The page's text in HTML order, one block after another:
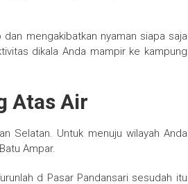
mengakibatkan nyaman siapa saja
dikala Anda mampir ke kampung
Atas Air
Selatan. Untuk menuju wilayah Anda
Ampar.
d Pasar Pandansari sesudah itu